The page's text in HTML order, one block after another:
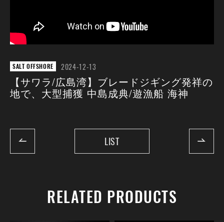
SALT OFFSHORE 2024-12-13
【サワラ/広島湾】ブレードジギング発祥の
地で、大型捕獲 中島成典/遊漁船 海神
LIST
RELATED PRODUCTS